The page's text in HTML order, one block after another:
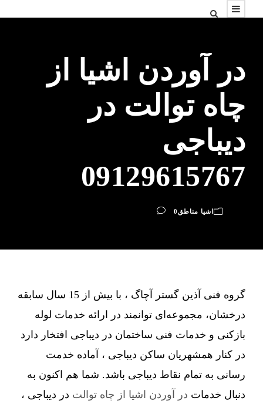
در آوردن اشیا از
چاه توالت در
دیباجی
09129615767
اشیا مناطق 0
گروه فنی آذین گستر آچاگ ، با بیش از 15 سال سابقه
درخشان، مجموعه‌ای توانمند در ارائه خدمات لوله
بازکنی و خدمات فنی ساختمان در دیباجی افتخار دارد
در کنار همشهریان ساکن دیباجی ، آماده خدمت
رسانی به تمام نقاط دیباجی باشد. شما هم اکنون به
دنبال خدمات در آوردن اشیا از چاه توالت در دیباجی ،